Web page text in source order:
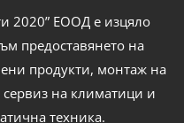
2020” ЕООД е изцяло
предоставянето на
продукти, монтаж на
на климатици и
техника.